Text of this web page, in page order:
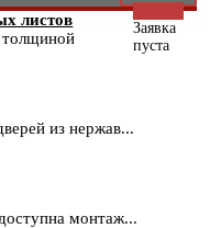
0
Заявка
пуста
листов
толщиной
из нержав...
монтаж...